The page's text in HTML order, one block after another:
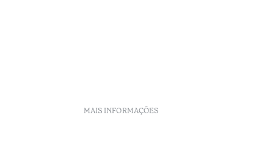
MAIS INFORMAÇÕES